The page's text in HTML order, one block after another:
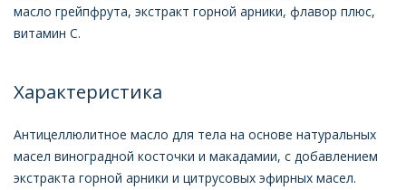
масло грейпфрута, экстракт горной арники, флавор плюс,
витамин С.
Характеристика
Антицеллюлитное масло для тела на основе натуральных
масел виноградной косточки и макадамии, с добавлением
экстракта горной арники и цитрусовых эфирных масел.